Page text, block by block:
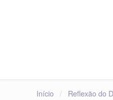
Início / Reflexão do